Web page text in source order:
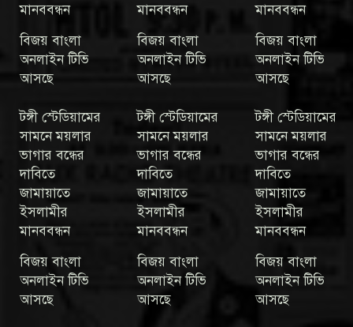
মানববন্ধন
বিজয় বাংলা
অনলাইন টিভি
আসছে
মানববন্ধন
বিজয় বাংলা
অনলাইন টিভি
আসছে
মানববন্ধন
বিজয় বাংলা
অনলাইন টিভি
আসছে
টঙ্গী স্টেডিয়ামের
সামনে ময়লার
ভাগার বন্ধের
দাবিতে
জামায়াতে
ইসলামীর
মানববন্ধন
বিজয় বাংলা
অনলাইন টিভি
আসছে
টঙ্গী স্টেডিয়ামের
সামনে ময়লার
ভাগার বন্ধের
দাবিতে
জামায়াতে
ইসলামীর
মানববন্ধন
বিজয় বাংলা
অনলাইন টিভি
আসছে
টঙ্গী স্টেডিয়ামের
সামনে ময়লার
ভাগার বন্ধের
দাবিতে
জামায়াতে
ইসলামীর
মানববন্ধন
বিজয় বাংলা
অনলাইন টিভি
আসছে